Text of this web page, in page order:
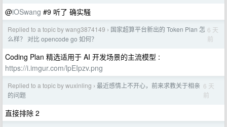
@iOSwang #9 听了 确实騒
Replied to a topic by wang3874149 › 国家超算平台新出的 Token Plan 怎
么样？ 对比 opencode go 如何？
6 天
前
Coding Plan 精选适用于 AI 开发场景的主流模型 :
https://i.imgur.com/lpEIpzv.png
Replied to a topic by wuxinling › 最近感情上不开心，前来求教关于相亲
的问题
6 天
前
直接排除 2